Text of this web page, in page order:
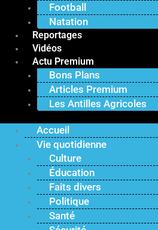
Football
Natation
Reportages
Vidéos
Actu Premium
Bons Plans
Articles Premium
Les Antilles Agricoles
Accueil
Vie quotidienne
Culture
Éducation
Faits divers
Politique
Santé